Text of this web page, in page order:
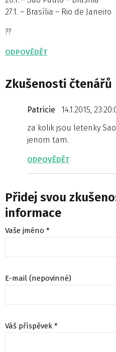
27.1. – Brasília – Rio de Janeiro
??
ODPOVĚDĚT
Zkušenosti čtenářů
Patricie
14.1.2015,
za kolik jsou letenky
jenom tam.
ODPOVĚDĚT
Přidej svou
informace
Vaše jméno *
E-mail (nepovinné)
Váš příspěvek *